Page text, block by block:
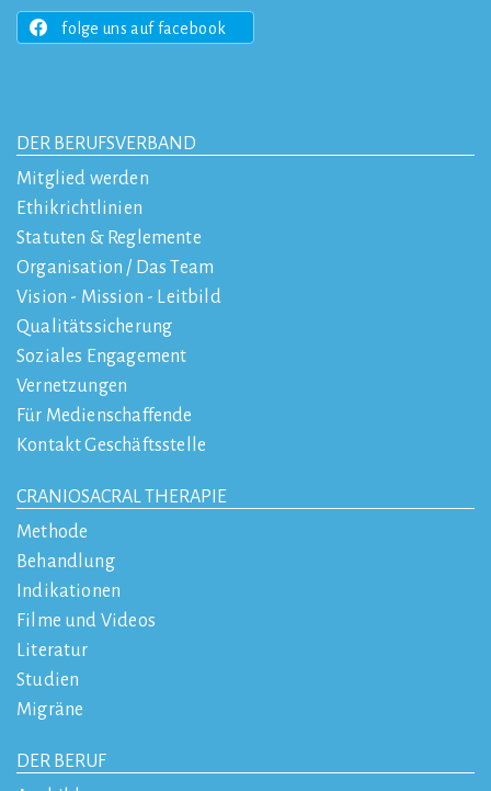
folge uns auf facebook
DER BERUFSVERBAND
Mitglied werden
Ethikrichtlinien
Statuten & Reglemente
Organisation / Das Team
Vision - Mission - Leitbild
Qualitätssicherung
Soziales Engagement
Vernetzungen
Für Medienschaffende
Kontakt Geschäftsstelle
CRANIOSACRAL THERAPIE
Methode
Behandlung
Indikationen
Filme und Videos
Literatur
Studien
Migräne
DER BERUF